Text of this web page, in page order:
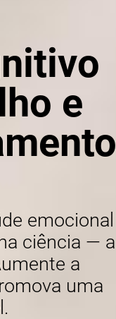
e
emocional
ciência — a
a
uma